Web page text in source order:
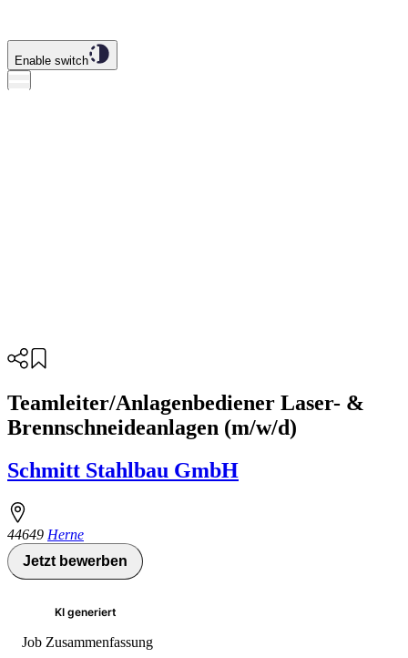
Enable switch
Teamleiter/Anlagenbediener Laser- &
Brennschneideanlagen (m/w/d)
Schmitt Stahlbau GmbH
44649 Herne
Jetzt bewerben
KI generiert
Job Zusammenfassung